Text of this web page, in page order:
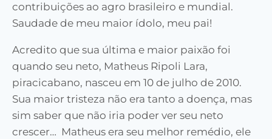
contribuições ao agro brasileiro e mundial.
Saudade de meu maior ídolo, meu pai!
Acredito que sua última e maior paixão foi
quando seu neto, Matheus Ripoli Lara,
piracicabano, nasceu em 10 de julho de 2010.
Sua maior tristeza não era tanto a doença, mas
sim saber que não iria poder ver seu neto
crescer… Matheus era seu melhor remédio, ele